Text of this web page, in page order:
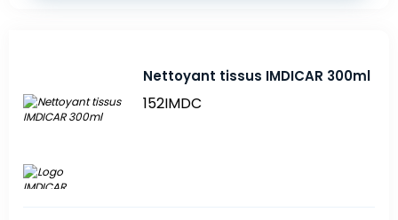
Nettoyant tissus IMDICAR 300ml
152IMDC